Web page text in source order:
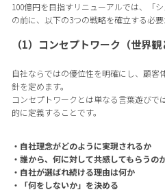
100億円を目指すリニューアルでは、「
の前に、以下の3つの戦略を確立する必要
（1）コンセプトワーク（世界観
自社ならではの優位性を明確にし、顧客
針を定めます。
コンセプトワークとは単なる言葉遊びで
的に定義することです。
・自社理念がどのように実現されるか
・誰から、何に対して共感してもらうの
・自社が選ばれ続ける理由は何か
・「何をしないか」を決める